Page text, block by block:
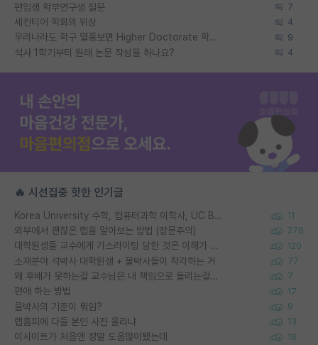
편입생 학부연구생 질문 7
세컨티어 학회의 위상 4
우리나라도 학구 열풍보면 Higher Doctorate 학위가 필요하다고 봅니다. 9
석사 1학기부터 원래 논문 작성을 하나요? 4
🔥 시선집중 핫한 인기글
Korea University 수학, 컴퓨터과학 이학사, UC Berkeley 산업공학 대학원 공학박사가 되는 것은 쉽지 않겠죠? 11
외부에서 괜찮은 랩을 알아보는 방법 (장문주의) 278
대학원생들 교수에게 가스라이팅 당한 것은 이해가 갑니다. 안타깝네요. 120
소재분야 석박사 대학원생 + 물박사들이 착각하는 거 77
왜 후배가 못하는걸 교수님은 내 책임으로 돌리는걸까요? 7
편애 하는 방법 17
물박사의 기준이 뭐임? 9
랩홈피에 다들 본인 사진 올리냐 13
이사이트가 처음엔 정말 도움많이됐는데 16